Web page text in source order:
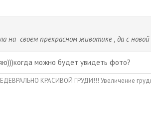
на своем прекрасном животике , да с
можно будет увидеть фото?
КРАСИВОЙ ГРУДИ!!! Увеличение груди